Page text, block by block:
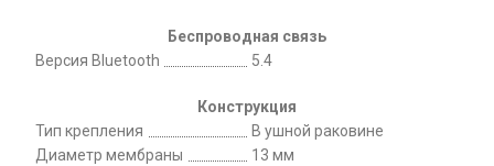
Беспроводная связь
Версия Bluetooth
5.4
Конструкция
Тип крепления
В ушной раковине
Диаметр мембраны
13 мм